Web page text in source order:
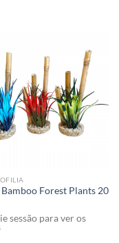
Forest Plants 20
sessão para ver os